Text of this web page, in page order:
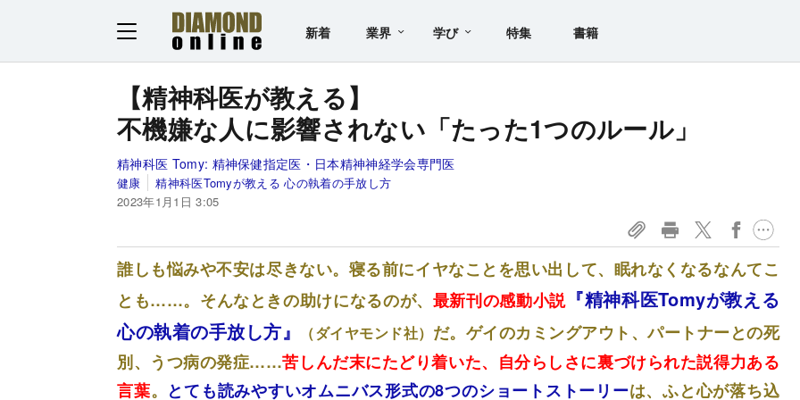
新着 業界 学び 特集 書籍
【精神科医が教える】
不機嫌な人に影響されない「たった1つのルール」
精神科医 Tomy: 精神保健指定医・日本精神神経学会専門医
健康
精神科医Tomyが教える 心の執着の手放し方
2023年1月1日 3:05
誰しも悩みや不安は尽きない。寝る前にイヤなことを思い出して、眠れなくなるなんてこ
とも……。そんなときの助けになるのが、 最新刊の感動小説『精神科医Tomyが教える
心の執着の手放し方』
（ダイヤモンド社） だ。 ゲイのカミングアウト、パートナーとの死
別、うつ病の発症……苦しんだ末にたどり着いた、自分らしさに裏づけられた説得力ある
言葉。 とても読みやすいオムニバス形式の8つのショートストーリーは、ふと心が落ち込